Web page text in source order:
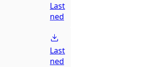
Last
ned
Last
ned